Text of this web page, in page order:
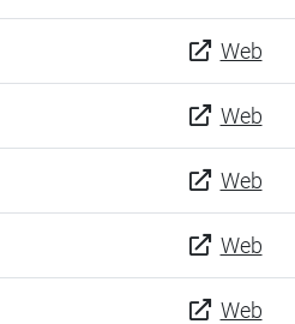
Web
Web
Web
Web
Web